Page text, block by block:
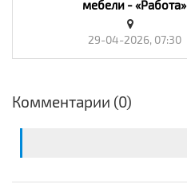
мебели - «Работа»
29-04-2026, 07:30
Комментарии (0)